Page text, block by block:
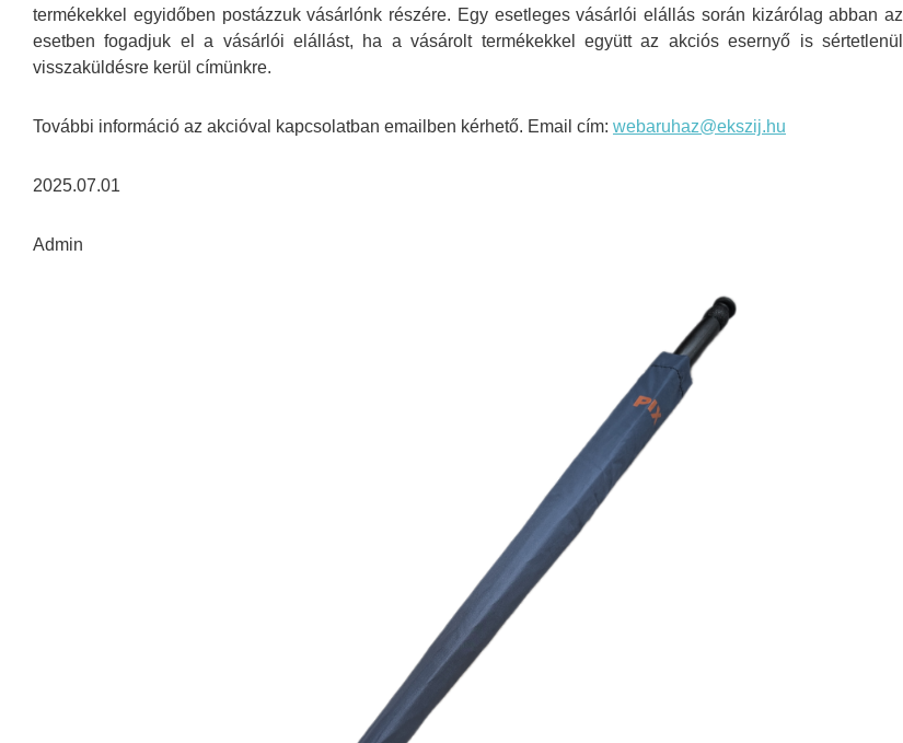
termékekkel egyidőben postázzuk vásárlónk részére. Egy esetleges vásárlói elállás során kizárólag abban az
esetben fogadjuk el a vásárlói elállást, ha a vásárolt termékekkel együtt az akciós esernyő is sértetlenül
visszaküldésre kerül címünkre.
További információ az akcióval kapcsolatban emailben kérhető. Email cím: webaruhaz@ekszij.hu
2025.07.01
Admin